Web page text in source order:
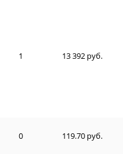
1 13 392 руб.
0 119.70 руб.